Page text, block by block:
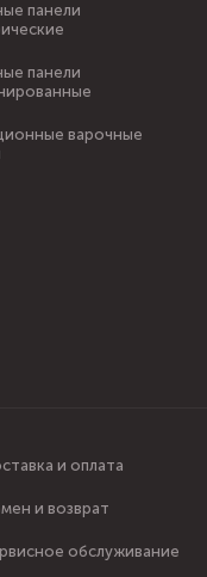
панели
панели
варочные
и оплата
и возврат
обслуживание